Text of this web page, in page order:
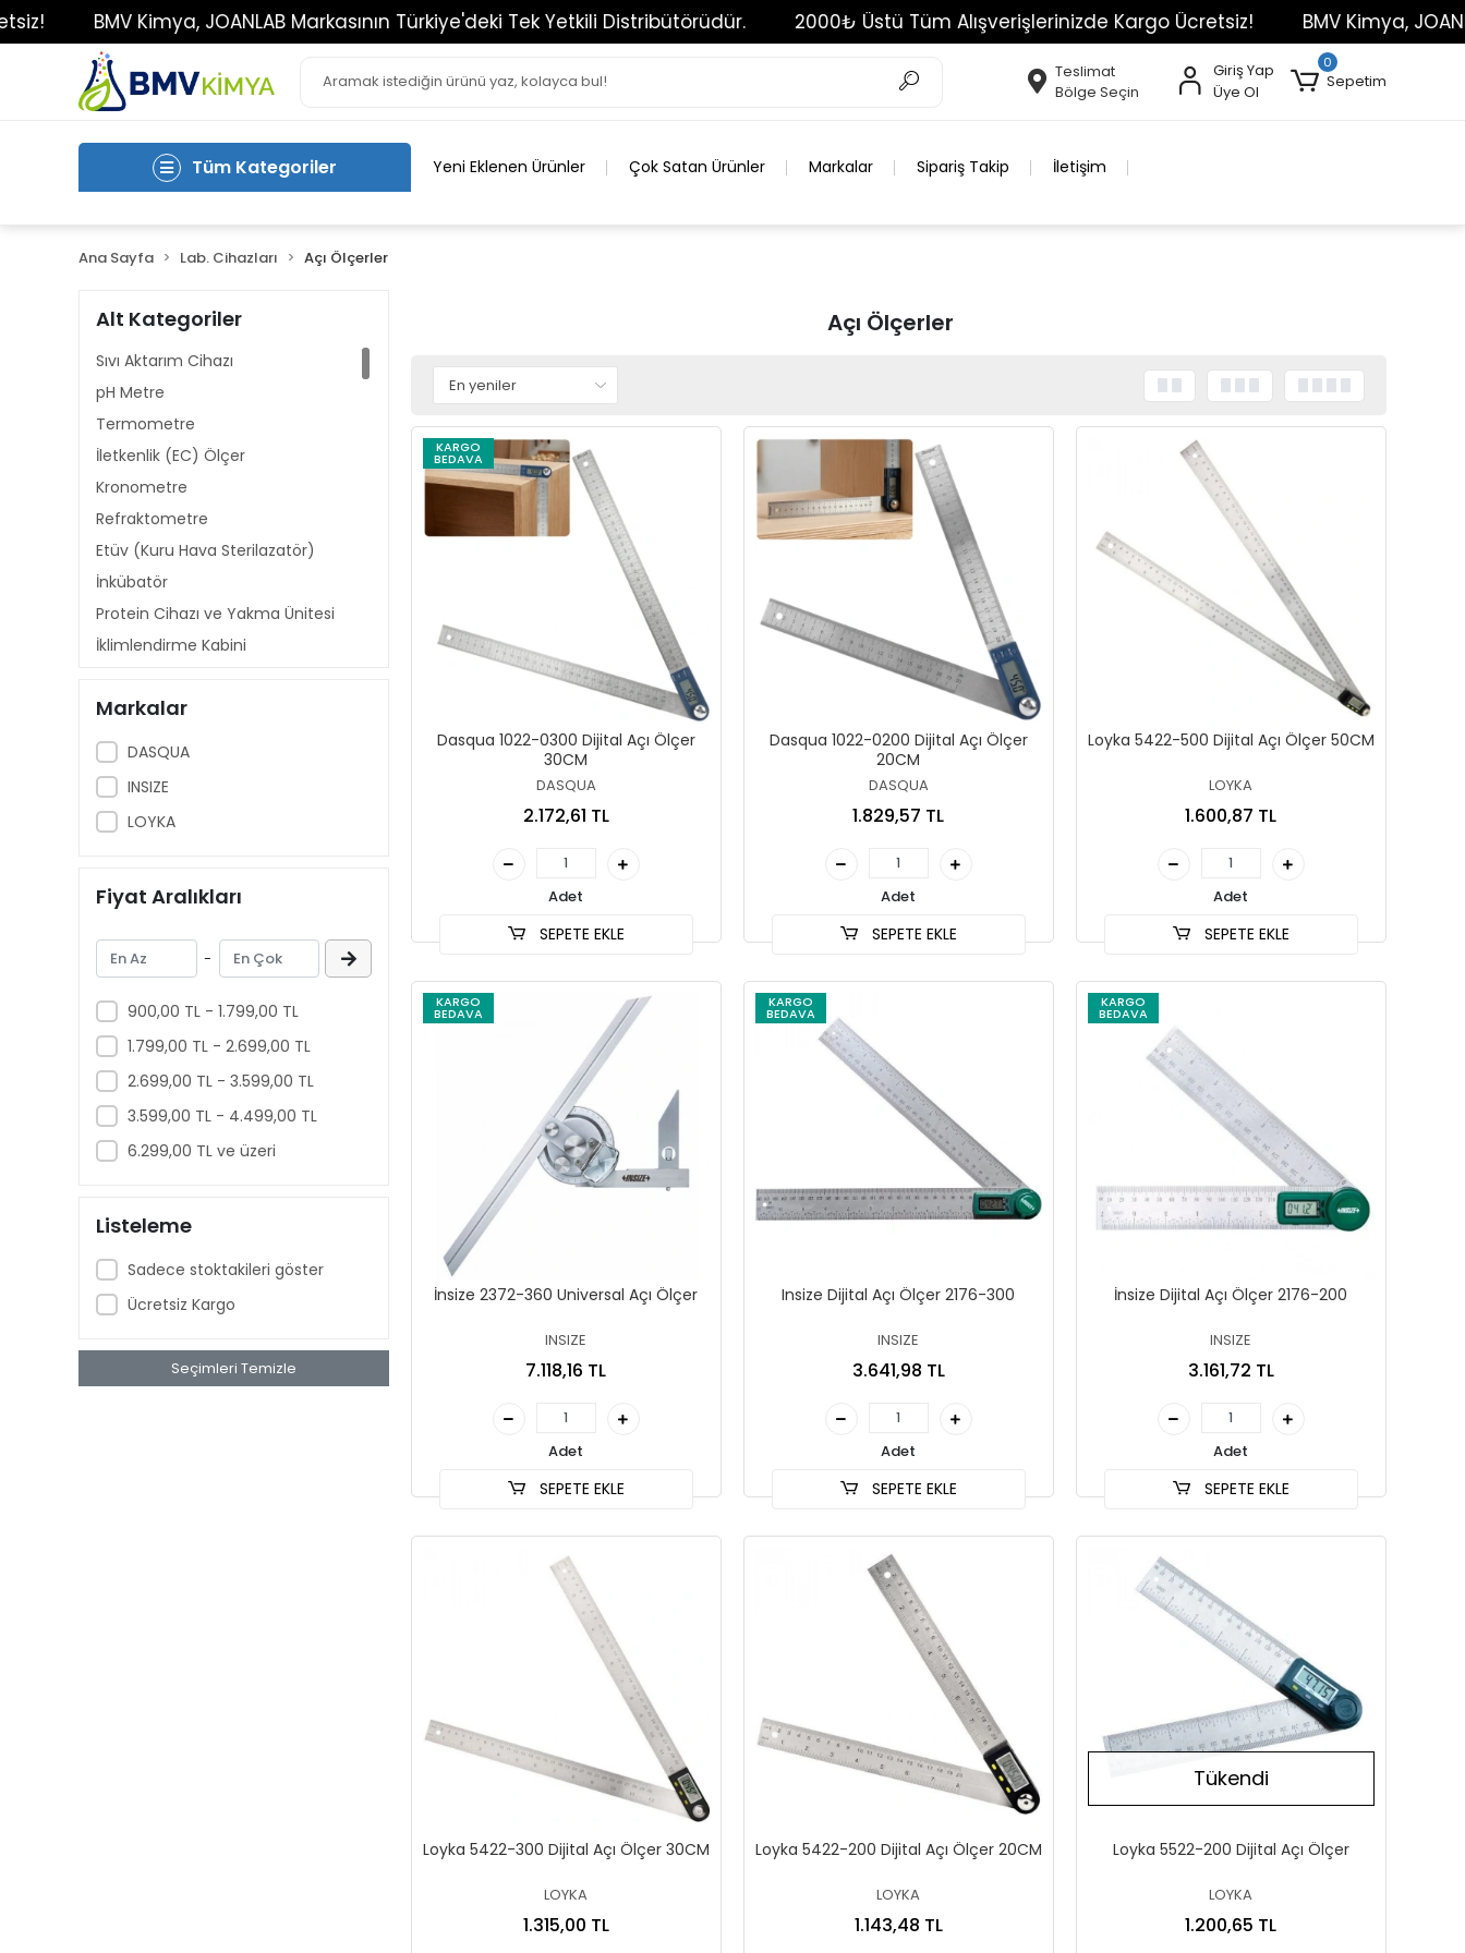
BMV Kimya, JOANLAB Markasının Türkiye'deki Tek Yetkili Distribütörüdür. 2000₺ Üstü Tüm Alışverişlerinizde Kargo Ücretsiz! BMV Kimya, JOANLAB
Teslimat
Bölge Seçin
Giriş Yap
Üye Ol
0
Sepetim
Tüm Kategoriler Yeni Eklenen Ürünler Çok Satan Ürünler Markalar Sipariş Takip İletişim
Ana Sayfa Lab. Cihazları Açı Ölçerler
Alt Kategoriler
Sıvı Aktarım Cihazı
pH Metre
Termometre
İletkenlik (EC) Ölçer
Kronometre
Refraktometre
Etüv (Kuru Hava Sterilazatör)
İnkübatör
Protein Cihazı ve Yakma Ünitesi
İklimlendirme Kabini
Kül Fırını
Su Banyosu
Saf Su Cihazı
Yağ Tayin Cihazı (Soxhlet)
Çalkalayıcı
Çeker Ocak & Güvenlik Kabini
Santrifüj Cihazı
Nem Tayin Cihazı
Sterilazatör
Spektrofotometre
Evaporatör
Aksesuarlar
Türbidimetre
Tuzluluk Ölçer
Oksijen Metre
Markalar
DASQUA
INSIZE
LOYKA
Fiyat Aralıkları
-
900,00 TL - 1.799,00 TL
1.799,00 TL - 2.699,00 TL
2.699,00 TL - 3.599,00 TL
3.599,00 TL - 4.499,00 TL
6.299,00 TL ve üzeri
Listeleme
Sadece stoktakileri göster
Ücretsiz Kargo
Seçimleri Temizle
Açı Ölçerler
KARGO
BEDAVA
Dasqua 1022-0300 Dijital Açı Ölçer
30CM
DASQUA
2.172,61 TL
Adet
SEPETE EKLE
Dasqua 1022-0200 Dijital Açı Ölçer
20CM
DASQUA
1.829,57 TL
Adet
SEPETE EKLE
Loyka 5422-500 Dijital Açı Ölçer 50CM
LOYKA
1.600,87 TL
Adet
SEPETE EKLE
KARGO
BEDAVA
İnsize 2372-360 Universal Açı Ölçer
INSIZE
7.118,16 TL
Adet
SEPETE EKLE
KARGO
BEDAVA
Insize Dijital Açı Ölçer 2176-300
INSIZE
3.641,98 TL
Adet
SEPETE EKLE
KARGO
BEDAVA
İnsize Dijital Açı Ölçer 2176-200
INSIZE
3.161,72 TL
Adet
SEPETE EKLE
Loyka 5422-300 Dijital Açı Ölçer 30CM
LOYKA
1.315,00 TL
Loyka 5422-200 Dijital Açı Ölçer 20CM
LOYKA
1.143,48 TL
Tükendi
Loyka 5522-200 Dijital Açı Ölçer
LOYKA
1.200,65 TL